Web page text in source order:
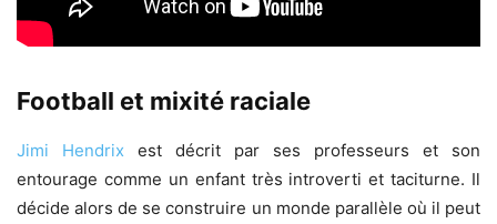
Football et mixité raciale
Jimi Hendrix est décrit par ses professeurs et son
entourage comme un enfant très introverti et taciturne. Il
décide alors de se construire un monde parallèle où il peut